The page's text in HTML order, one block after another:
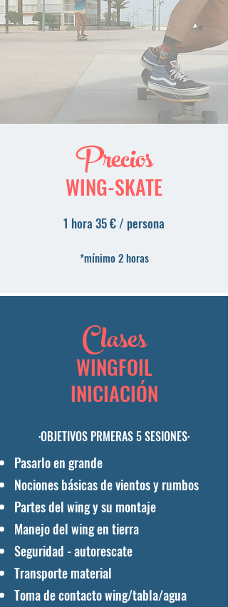
Precios
WING-SKATE
1 hora 35 € / persona
*mínimo 2 horas
Clases
WINGFOIL
INICIACIÓN
·OBJETIVOS PRMERAS 5 SESIONES·
Pasarlo en grande
Nociones básicas de vientos y rumbos
Partes del wing y su montaje
Manejo del wing en tierra
Seguridad - autorescate
Transporte material
Toma de contacto wing/tabla/agua